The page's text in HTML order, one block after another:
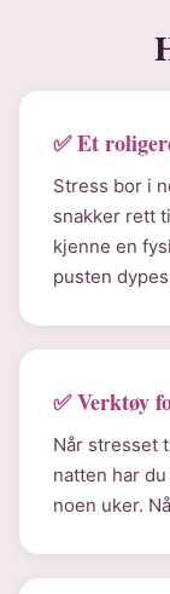
✅ Et
Stress bor i
snakker rett
kjenne en
pusten
✅ Verktøy
Når stresset
natten har
noen uker.